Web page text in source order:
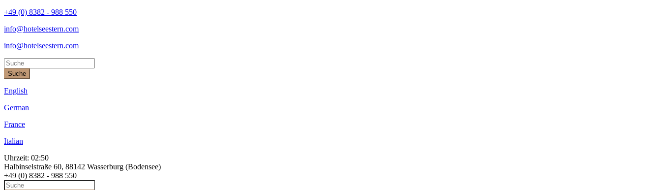
+49 (0) 8382 - 988 550
info@hotelseestern.com
info@hotelseestern.com
Suche
English
German
France
Italian
Uhrzeit: 02:50
Halbinselstraße 60, 88142 Wasserburg (Bodensee)
+49 (0) 8382 - 988 550